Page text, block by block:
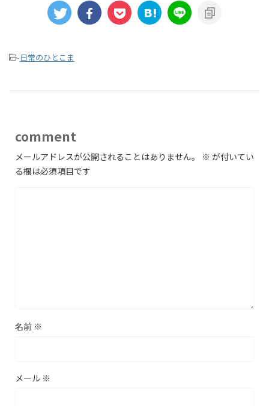
-日常のひとこま
comment
メールアドレスが公開されることはありません。 ※ が付いてい
る欄は必須項目です
名前 ※
メール ※